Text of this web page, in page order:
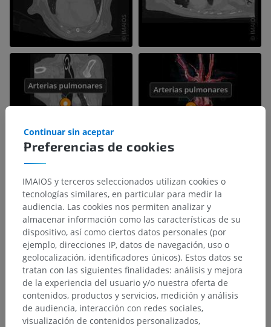
Preferencias de cookies
Continuar sin aceptar
IMAIOS y terceros seleccionados utilizan cookies o
tecnologías similares, en particular para medir la
audiencia. Las cookies nos permiten analizar y
almacenar información como las características de su
dispositivo, así como ciertos datos personales (por
ejemplo, direcciones IP, datos de navegación, uso o
geolocalización, identificadores únicos). Estos datos se
tratan con las siguientes finalidades: análisis y mejora
de la experiencia del usuario y/o nuestra oferta de
contenidos, productos y servicios, medición y análisis
de audiencia, interacción con redes sociales,
visualización de contenidos personalizados,